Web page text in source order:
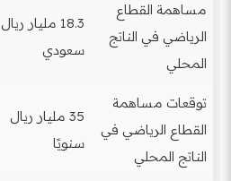
مساهمة القطاع
الرياضي في الناتج
المحلي
18.3 مليار ريال
سعودي
توقعات مساهمة
القطاع الرياضي في
الناتج المحلي
35 مليار ريال
سنويًا